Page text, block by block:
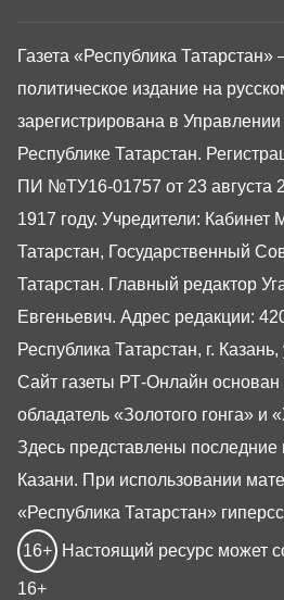
Газета «Республика
политическое издание на
зарегистрирована в
Республике Татарстан.
ПИ №ТУ16-01757 от 23 августа
1917 году. Учредители: Кабинет
Татарстан, Государственный
Татарстан. Главный редактор
Евгеньевич. Адрес редакции:
Республика Татарстан, г.
Сайт газеты РТ-Онлайн основан
обладатель «Золотого гонга» и
Здесь представлены последние
Казани. При использовании
«Республика Татарстан»
16+ Настоящий ресурс может
16+